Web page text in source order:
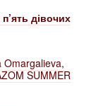
дівочих
Omargalieva,
SUMMER